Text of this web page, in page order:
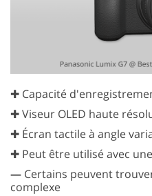
✚ Capacité
✚ Viseur OLED haute
✚ Écran tactile à angle
✚ Peut être utilisé avec
— Certains peuvent
complexe